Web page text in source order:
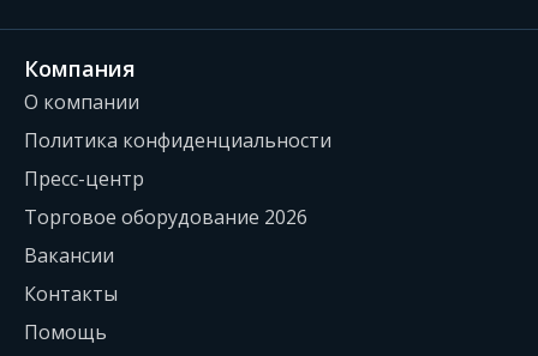
Компания
О компании
Политика конфиденциальности
Пресс-центр
Торговое оборудование 2026
Вакансии
Контакты
Помощь